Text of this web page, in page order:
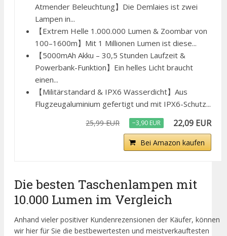
Atmender Beleuchtung】Die Demlaies ist zwei
Lampen in...
【Extrem Helle 1.000.000 Lumen & Zoombar von
100–1600m】Mit 1 Millionen Lumen ist diese...
【5000mAh Akku – 30,5 Stunden Laufzeit &
Powerbank-Funktion】Ein helles Licht braucht
einen...
【Militärstandard & IPX6 Wasserdicht】Aus
Flugzeugaluminium gefertigt und mit IPX6-Schutz...
25,99 EUR −3,90 EUR 22,09 EUR
Bei Amazon kaufen
Die besten Taschenlampen mit
10.000 Lumen im Vergleich
Anhand vieler positiver Kundenrezensionen der Käufer, können
wir hier für Sie die bestbewertesten und meistverkauftesten